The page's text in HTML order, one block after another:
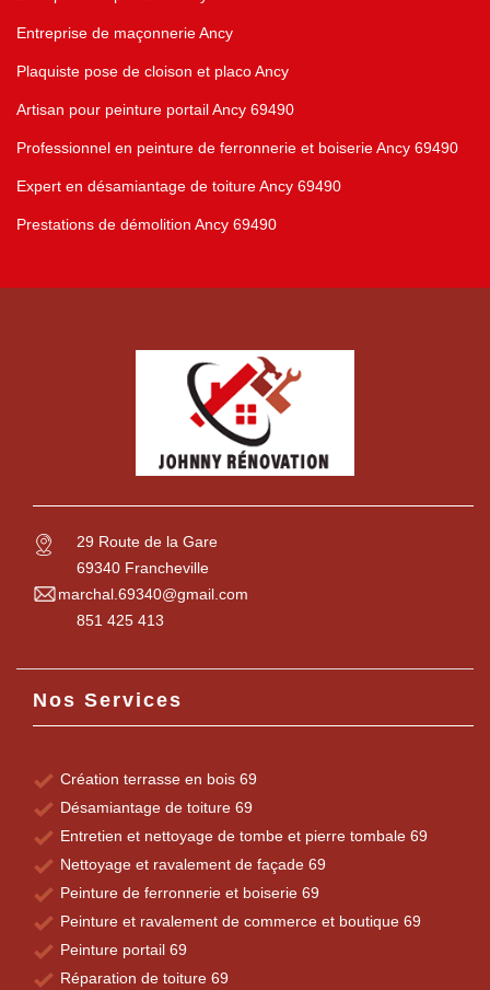
Entreprise de maçonnerie Ancy
Plaquiste pose de cloison et placo Ancy
Artisan pour peinture portail Ancy 69490
Professionnel en peinture de ferronnerie et boiserie Ancy 69490
Expert en désamiantage de toiture Ancy 69490
Prestations de démolition Ancy 69490
29 Route de la Gare
69340 Francheville
marchal.69340@gmail.com
851 425 413
Nos Services
Création terrasse en bois 69
Désamiantage de toiture 69
Entretien et nettoyage de tombe et pierre tombale 69
Nettoyage et ravalement de façade 69
Peinture de ferronnerie et boiserie 69
Peinture et ravalement de commerce et boutique 69
Peinture portail 69
Réparation de toiture 69